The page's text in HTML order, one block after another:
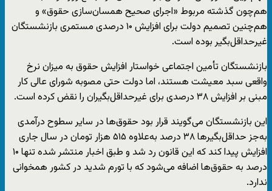
هم‌چون گذشته مربوط «اجرای صحیح همسان‌سازی حقوق» و
هم‌چنین تصمیم دولت برای افزایش ۱۰ درصدی مستمری بازنشستگان
غیرحداقل‌بگیر بوده است.
بازنشستگان تأمین اجتماعی خواستار افزایش حقوق به میزان نرخ
واقعی سبد معیشت هستند، اما دولت حتی مصوبه شورای عالی کار
مبنی بر افزایش ۳۸ درصدی برای غیرحداقل‌بگیران را نقض کرده است.
این بازنشستگان می‌گویند قرار بود حقوق‌ها در سایر سطوح درآمدی
به‌جز حداقل‌بگیرها ۳۸ درصد به‌علاوه ۵۱۵ هزار تومان در سال جاری
افزایش پیدا کند که این قانون رد شد و طبق اخبار منتشر شده تنها ۱۰
درصد به حقوق‌ها اضافه می‌شود که با تورم شدید در کشور همخوانی
ندارد.